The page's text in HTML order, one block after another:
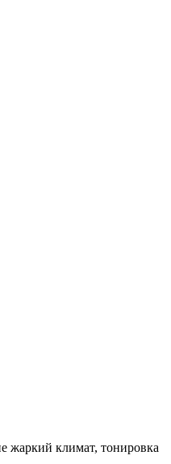
жаркий климат, тонировка